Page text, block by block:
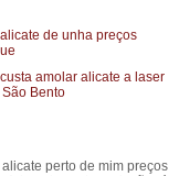
perto de mim preços